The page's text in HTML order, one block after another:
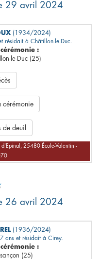
29 avril 2024
(1934/2024)
résidait à Châtillon-le-Duc.
:
le-Duc (25)
cérémonie
deuil
d'Epinal, 25480 École-Valentin -
26 avril 2024
(1936/2024)
ans et résidait à Cirey.
:
(25)